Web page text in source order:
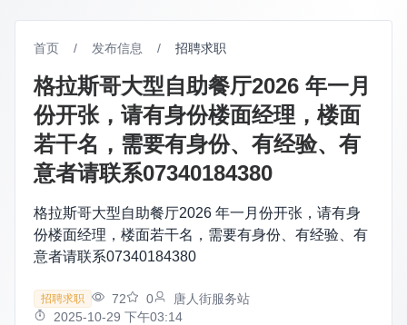
首页 / 发布信息 / 招聘求职
格拉斯哥大型自助餐厅2026 年一月
份开张，请有身份楼面经理，楼面
若干名，需要有身份、有经验、有
意者请联系07340184380
格拉斯哥大型自助餐厅2026 年一月份开张，请有身
份楼面经理，楼面若干名，需要有身份、有经验、有
意者请联系07340184380
招聘求职 72 0
唐人街服务站
2025-10-29 下午03:14